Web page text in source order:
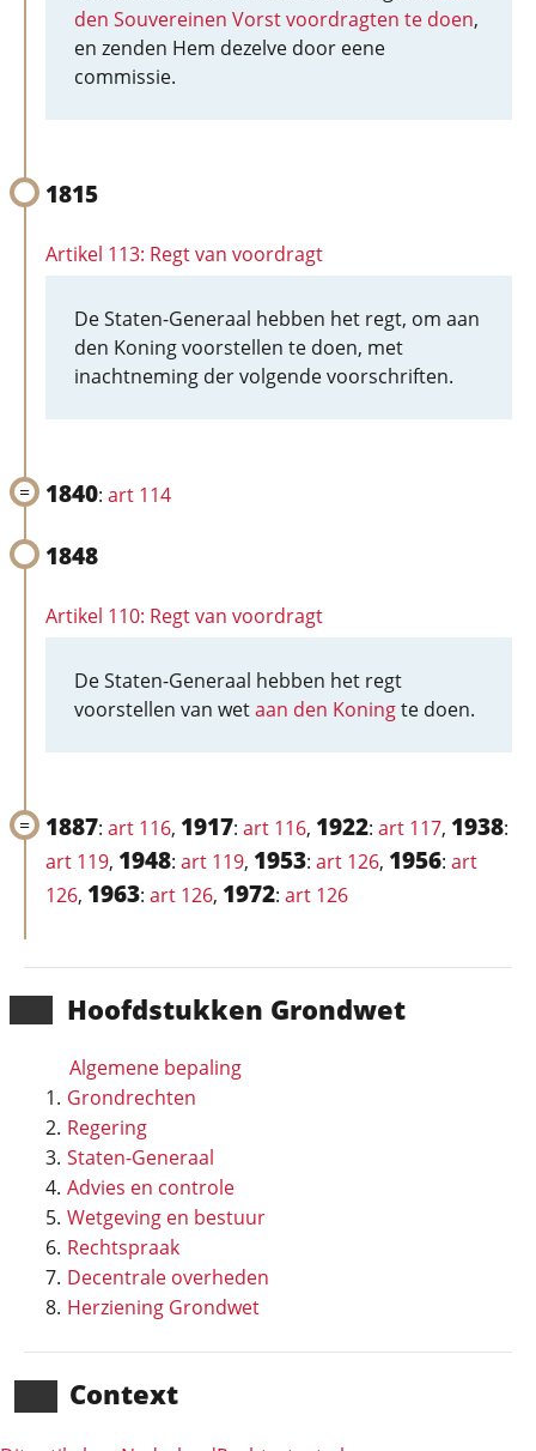
Hoofd­stukken Grondwet
Algemene bepaling
Grondrechten
Regering
Staten-Generaal
Advies en controle
Wetgeving en bestuur
Rechtspraak
Decentrale overheden
Herziening Grondwet
Context
den Souvereinen Vorst voordragten te doen,
en zenden Hem dezelve door eene
commissie.
1815
Artikel 113: Regt van voordragt
De Staten-Generaal hebben het regt, om aan
den Koning voorstellen te doen, met
inachtneming der volgende voorschriften.
1840: art 114
1848
Artikel 110: Regt van voordragt
De Staten-Generaal hebben het regt
voorstellen van wetaan den Koningte doen.
1887: art 116, 1917: art 116, 1922: art 117, 1938:
art 119, 1948: art 119, 1953: art 126, 1956: art
126, 1963: art 126, 1972: art 126